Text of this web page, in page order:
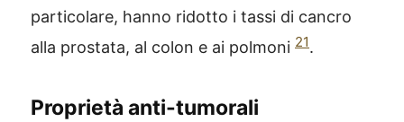
particolare, hanno ridotto i tassi di cancro
alla prostata, al colon e ai polmoni 21.
Proprietà anti-tumorali